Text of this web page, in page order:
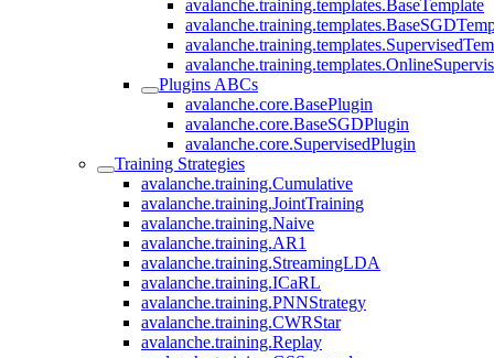
avalanche.training.templates.BaseTemplate
Plugins ABCs
avalanche.core.BasePlugin
avalanche.core.BaseSGDPlugin
avalanche.core.SupervisedPlugin
Training Strategies
avalanche.training.Cumulative
avalanche.training.JointTraining
avalanche.training.Naive
avalanche.training.AR1
avalanche.training.StreamingLDA
avalanche.training.ICaRL
avalanche.training.PNNStrategy
avalanche.training.CWRStar
avalanche.training.Replay